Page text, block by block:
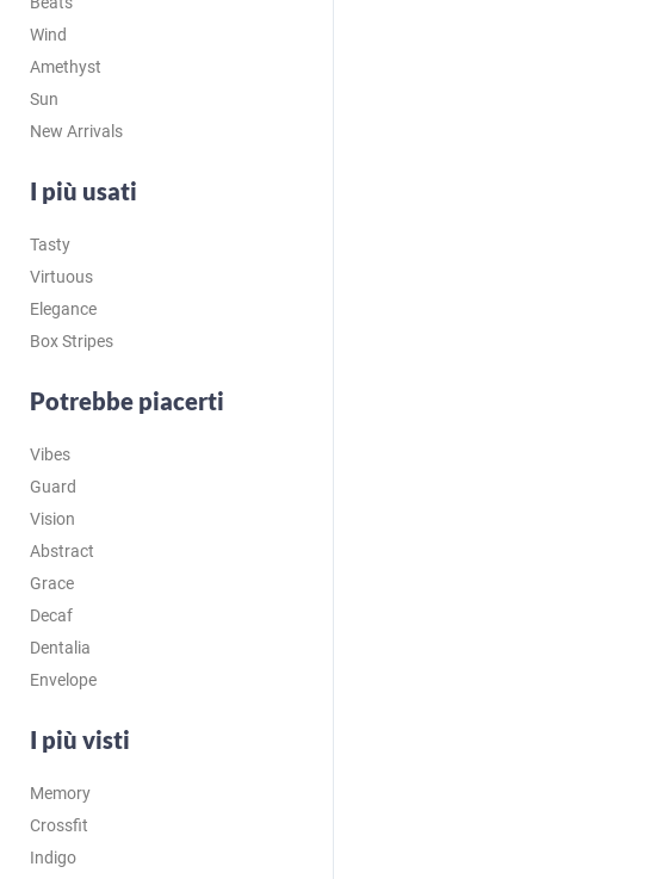
Wind
Amethyst
Sun
New Arrivals
I più usati
Tasty
Virtuous
Elegance
Box Stripes
Potrebbe piacerti
Vibes
Guard
Vision
Abstract
Grace
Decaf
Dentalia
Envelope
I più visti
Memory
Crossfit
Indigo